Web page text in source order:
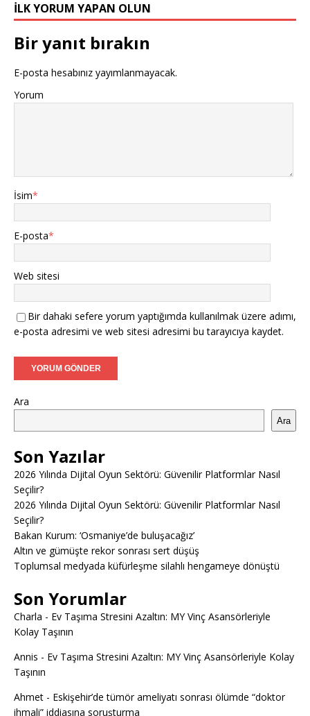
İLK YORUM YAPAN OLUN
Bir yanıt bırakın
E-posta hesabınız yayımlanmayacak.
Yorum
İsim*
E-posta*
Web sitesi
Bir dahaki sefere yorum yaptığımda kullanılmak üzere adımı,
e-posta adresimi ve web sitesi adresimi bu tarayıcıya kaydet.
Ara
Ara
Son Yazılar
2026 Yılında Dijital Oyun Sektörü: Güvenilir Platformlar Nasıl
Seçilir?
2026 Yılında Dijital Oyun Sektörü: Güvenilir Platformlar Nasıl
Seçilir?
Bakan Kurum: ‘Osmaniye’de buluşacağız’
Altın ve gümüşte rekor sonrası sert düşüş
Toplumsal medyada küfürleşme silahlı hengameye dönüştü
Son Yorumlar
Charla - Ev Taşıma Stresini Azaltın: MY Vinç Asansörleriyle
Kolay Taşının
Annis - Ev Taşıma Stresini Azaltın: MY Vinç Asansörleriyle Kolay
Taşının
Ahmet - Eskişehir’de tümör ameliyatı sonrası ölümde “doktor
ihmali” iddiasına soruşturma